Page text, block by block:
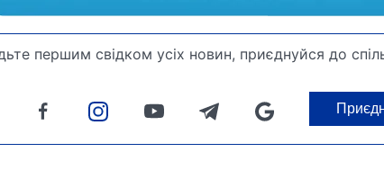
першим свідком усіх новин, приєднуйся до